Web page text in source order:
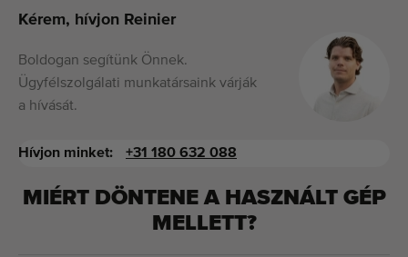
Kérem, hívjon Reinier
Boldogan segítünk Önnek.
Ügyfélszolgálati munkatársaink várják
a hívását.
Hívjon minket: +31 180 632 088
MIÉRT DÖNTENE A HASZNÁLT GÉP
MELLETT?